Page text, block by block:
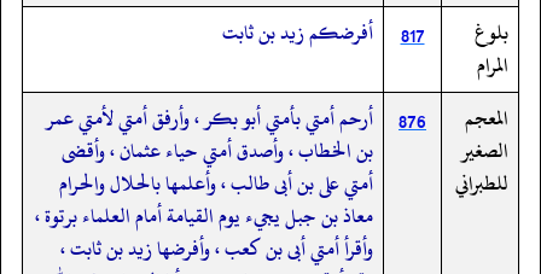
بلوغ
المرام
817 أفرضكم زيد بن ثابت
المعجم
الصغير
للطبراني
876
أرحم أمتي بأمتي أبو بكر ، وأرفق أمتي لأمتي عمر
بن الخطاب ، وأصدق أمتي حياء عثمان ، وأقضى
أمتي على بن أبى طالب ، وأعلمها بالحلال والحرام
معاذ بن جبل يجيء يوم القيامة أمام العلماء برتوة ،
وأقرأ أمتي أبى بن كعب ، وأفرضها زيد بن ثابت ،